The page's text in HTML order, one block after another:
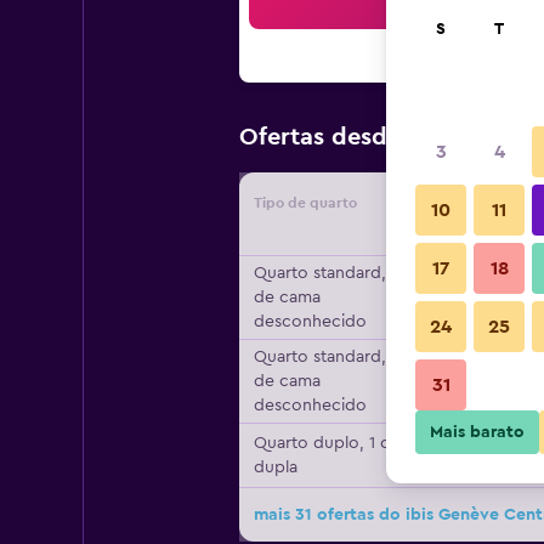
Ofertas desde preço
Tipo de quarto
Quarto standard, Tipo
de cama
desconhecido
Quarto standard, Tipo
de cama
desconhecido
Quarto duplo, 1 cama
dupla
mais 31 ofertas do ibis Genève
S T
3 4
10 11
17 18
24 25
31
Mais barato